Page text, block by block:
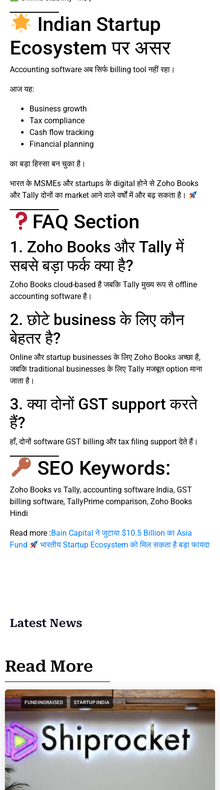
Indian Startup
Ecosystem पर असर
Accounting software अब सिर्फ billing tool नहीं रहा।
आज यह:
Business growth
Tax compliance
Cash flow tracking
Financial planning
का बड़ा हिस्सा बन चुका है।
भारत के MSMEs और startups के digital होने से Zoho Books
और Tally दोनों का market आने वाले वर्षों में और बढ़ सकता है।
FAQ Section
1. Zoho Books और Tally में
सबसे बड़ा फर्क क्या है?
Zoho Books cloud-based है जबकि Tally मुख्य रूप से offline
accounting software है।
2. छोटे business के लिए कौन
बेहतर है?
Online और startup businesses के लिए Zoho Books अच्छा है,
जबकि traditional businesses के लिए Tally मजबूत option माना
जाता है।
3. क्या दोनों GST support करते
हैं?
हाँ, दोनों software GST billing और tax filing support देते हैं।
SEO Keywords:
Zoho Books vs Tally, accounting software India, GST
billing software, TallyPrime comparison, Zoho Books
Hindi
Read more :Bain Capital ने जुटाया $10.5 Billion का Asia
Fund
भारतीय Startup Ecosystem को मिल सकता है बड़ा फायदा
Latest News
Read More
FUNDINGRAISED STARTUP INDIA